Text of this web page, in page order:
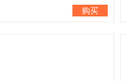
购买